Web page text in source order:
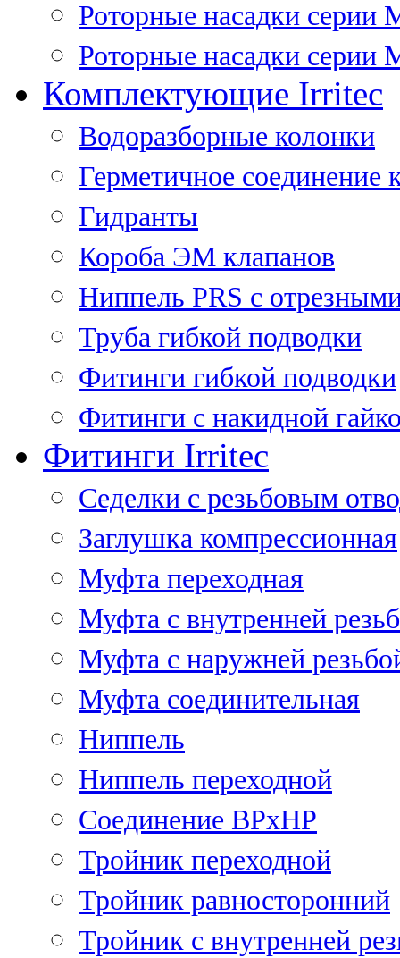
Роторные насадки серии
Роторные насадки серии
Комплектующие Irritec
Водоразборные колонки
Герметичное соединение
Гидранты
Короба ЭМ клапанов
Ниппель PRS с
Труба гибкой подводки
Фитинги гибкой подводки
Фитинги с накидной
Фитинги Irritec
Седелки с резьбовым
Заглушка компрессионная
Муфта переходная
Муфта с внутренней
Муфта с наружней
Муфта соединительная
Ниппель
Ниппель переходной
Соединение ВРхНР
Тройник переходной
Тройник равносторонний
Тройник с внутренней